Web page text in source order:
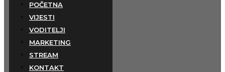
POČETNA
VIJESTI
VODITELJI
MARKETING
STREAM
KONTAKT